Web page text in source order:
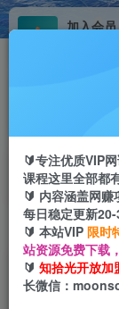
加入会员
首页 创业课程
（7982期）
1000＋，小
🔰专注优质VIP
课程这里全部都
🔰 内容涵盖网赚
每日稳定更新20-
🔰 本站VIP 限时
站资源免费下载，
🔰 知拾光开放加
长微信：